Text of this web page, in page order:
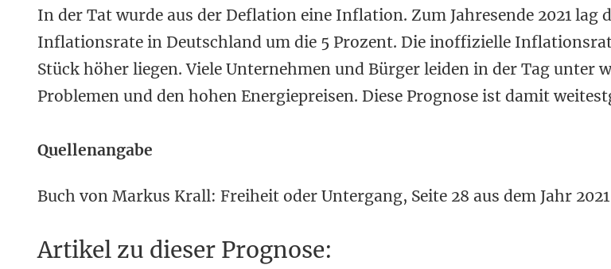
In der Tat wurde aus der Deflation eine Inflation. Zum Jahresende 2021 lag
Inflationsrate in Deutschland um die 5 Prozent. Die inoffizielle
Stück höher liegen. Viele Unternehmen und Bürger leiden in der Tag unter
Problemen und den hohen Energiepreisen. Diese Prognose ist damit
Quellenangabe
Buch von Markus Krall: Freiheit oder Untergang, Seite 28 aus dem Jahr 2021
Artikel zu dieser Prognose: